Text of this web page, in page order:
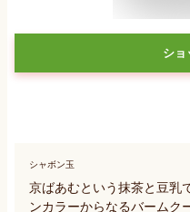
ショ
シャボン玉
京ばあむという抹茶と豆乳
ンカラーからなるバームク